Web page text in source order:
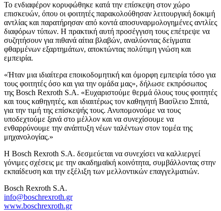
Το ενδιαφέρον κορυφώθηκε κατά την επίσκεψη στον χώρο
επισκευών, όπου οι φοιτητές παρακολούθησαν λειτουργική δοκιμή
αντλίας και παρατήρησαν από κοντά αποσυναρμολογημένες αντλίες
διαφόρων τύπων. Η πρακτική αυτή προσέγγιση τους επέτρεψε να
συζητήσουν για πιθανά αίτια βλαβών, αναλύοντας δείγματα
φθαρμένων εξαρτημάτων, αποκτώντας πολύτιμη γνώση και
εμπειρία.
«Ήταν μια ιδιαίτερα εποικοδομητική και όμορφη εμπειρία τόσο για
τους φοιτητές όσο και για την ομάδα μας», δήλωσε εκπρόσωπος
της Bosch Rexroth S.A. «Ευχαριστούμε θερμά όλους τους φοιτητές
και τους καθηγητές, και ιδιαιτέρως τον καθηγητή Βασίλειο Σπιτά,
για την τιμή της επίσκεψής τους. Ανυπομονούμε να τους
υποδεχτούμε ξανά στο μέλλον και να συνεχίσουμε να
ενθαρρύνουμε την ανάπτυξη νέων ταλέντων στον τομέα της
μηχανολογίας.»
Η Bosch Rexroth S.A. δεσμεύεται να συνεχίσει να καλλιεργεί
γόνιμες σχέσεις με την ακαδημαϊκή κοινότητα, συμβάλλοντας στην
εκπαίδευση και την εξέλιξη των μελλοντικών επαγγελματιών.
Bosch Rexroth S.A.
info@boschrexroth.gr
www.boschrexroth.gr